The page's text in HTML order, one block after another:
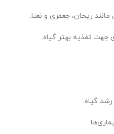
ریحان، جعفری و نعنا.
جهت تغذیه بهتر گیاه.
گیاه.